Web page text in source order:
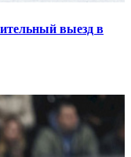
выезд в